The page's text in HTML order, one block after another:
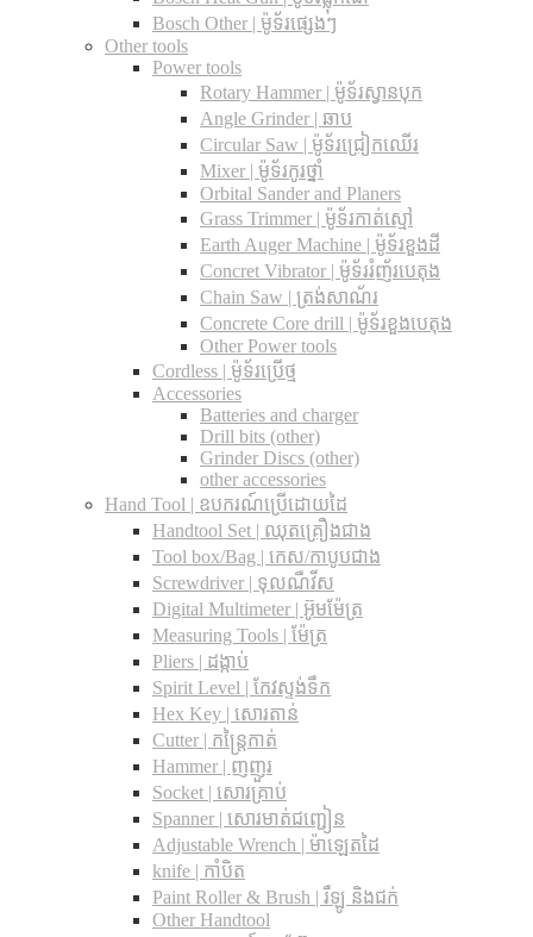
Bosch Other | ម៉ូទ័រផ្សេងៗ
Other tools
Power tools
Rotary Hammer | ម៉ូទ័រស្វានបុក
Angle Grinder | ឆាប
Circular Saw​ | ម៉ូទ័រជ្រៀកឈើរ
Mixer | ម៉ូទ័រកូរថ្នាំ
Orbital Sander and Planers
Grass Trimmer | ម៉ូទ័រកាត់ស្មៅ
Earth Auger Machine | ម៉ូទ័រខួងដី
Concret Vibrator | ម៉ូទ័ររំញ័របេតុង
Chain Saw | ត្រង់សាណ័រ
Concrete Core drill | ម៉ូទ័រខួងបេតុង
Other Power tools
Cordless​ | ម៉ូទ័រប្រើថ្ម
Accessories
Batteries and charger
Drill bits (other)
Grinder Discs (other)
other accessories
Hand Tool | ឧបករណ៍ប្រើដោយដៃ
Handtool Set | ឈុតគ្រឿងជាង
Tool box/Bag | កេស/កាបូបជាង
Screwdriver | ទុលណឺវីស
Digital Multimeter | អ៊ូមម៉ែត្រ
Measuring Tools | ម៉ែត្រ
Pliers | ដង្កាប់
Spirit Level | កែវស្ទង់ទឹក
Hex Key | សោរតាន់
Cutter | កន្រ្តៃកាត់
Hammer | ញញួរ
Socket | សោរគ្រាប់
Spanner |​ សោរមាត់ជញ្ជៀន
Adjustable Wrench |​ ម៉ាឡេតដៃ
knife | កាំបិត
Paint Roller & Brush | រឺឡូ និងជក់
Other Handtool